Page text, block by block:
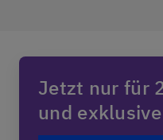
Jetzt nur für
und